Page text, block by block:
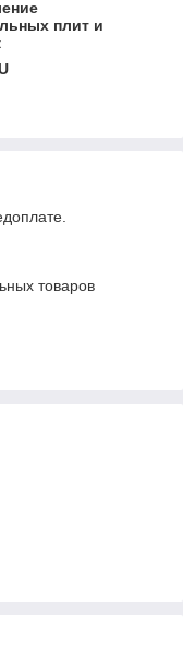
плит и
товаров